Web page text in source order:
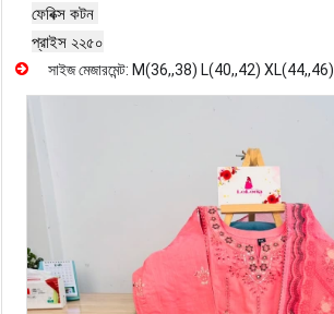
ফেবিক্স কটন
প্রাইস ২২৫০
সাইজ মেজারমেন্ট: M(36,,38) L(40,,42) XL(44,,46)